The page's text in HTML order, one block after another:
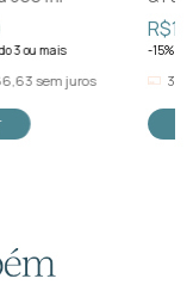
3 ou mais
sem juros
-15%
3
produto